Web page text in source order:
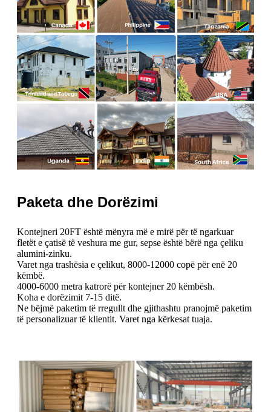
Paketa dhe Dorëzimi
Kontejneri 20FT është mënyra më e mirë për të ngarkuar
fletët e çatisë të veshura me gur, sepse është bërë nga çeliku
alumini-zinku.
Varet nga trashësia e çelikut, 8000-12000 copë për enë 20
këmbë.
4000-6000 metra katrorë për kontejner 20 këmbësh.
Koha e dorëzimit 7-15 ditë.
Ne bëjmë paketim të rregullt dhe gjithashtu pranojmë paketim
të personalizuar të klientit. Varet nga kërkesat tuaja.